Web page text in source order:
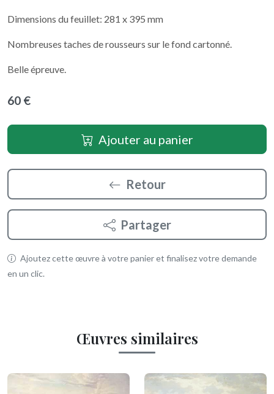
Dimensions du feuillet: 281 x 395 mm
Nombreuses taches de rousseurs sur le fond cartonné.
Belle épreuve.
60 €
Ajouter au panier
Retour
Partager
Ajoutez cette œuvre à votre panier et finalisez votre demande
en un clic.
Œuvres similaires